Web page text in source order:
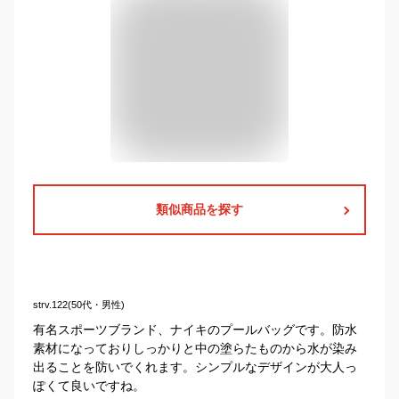
類似商品を探す
strv.122(50代・男性)
有名スポーツブランド、ナイキのプールバッグです。防水
素材になっておりしっかりと中の塗らたものから水が染み
出ることを防いでくれます。シンプルなデザインが大人っ
ぽくて良いですね。